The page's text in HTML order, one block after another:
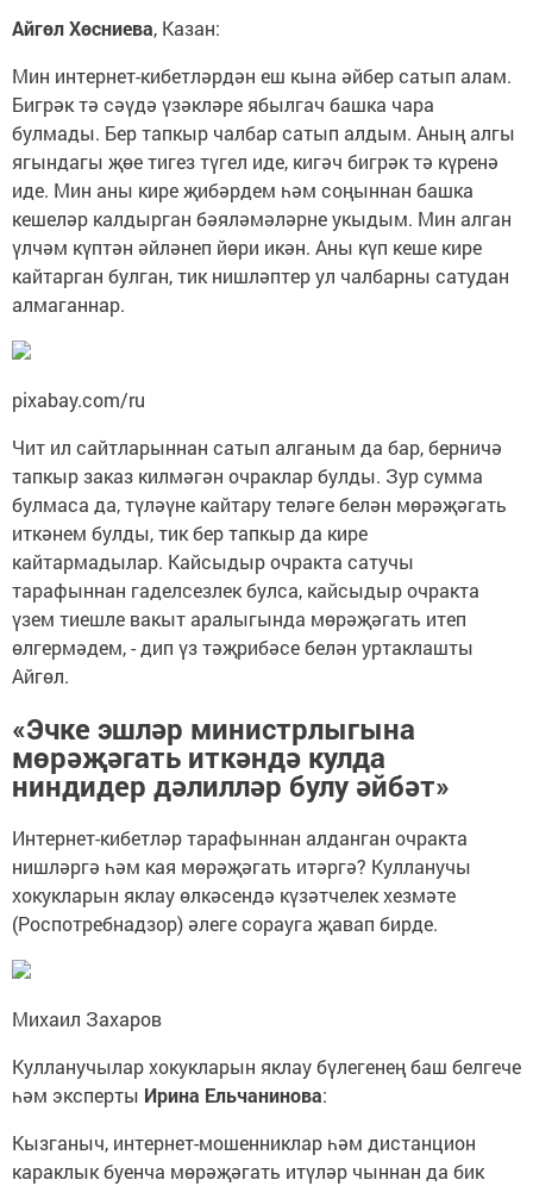
Айгөл Хөсниева, Казан:
Мин интернет-кибетләрдән еш кына әйбер сатып алам.
Бигрәк тә сәүдә үзәкләре ябылгач башка чара
булмады. Бер тапкыр чалбар сатып алдым. Аның алгы
ягындагы җөе тигез түгел иде, кигәч бигрәк тә күренә
иде. Мин аны кире җибәрдем һәм соңыннан башка
кешеләр калдырган бәяләмәләрне укыдым. Мин алган
үлчәм күптән әйләнеп йөри икән. Аны күп кеше кире
кайтарган булган, тик нишләптер ул чалбарны сатудан
алмаганнар.
pixabay.com/ru
Чит ил сайтларыннан сатып алганым да бар, берничә
тапкыр заказ килмәгән очраклар булды. Зур сумма
булмаса да, түләүне кайтару теләге белән мөрәҗәгать
иткәнем булды, тик бер тапкыр да кире
кайтармадылар. Кайсыдыр очракта сатучы
тарафыннан гаделсезлек булса, кайсыдыр очракта
үзем тиешле вакыт аралыгында мөрәҗәгать итеп
өлгермәдем, - дип үз тәҗрибәсе белән уртаклашты
Айгөл.
«Эчке эшләр министрлыгына
мөрәҗәгать иткәндә кулда
ниндидер дәлилләр булу әйбәт»
Интернет-кибетләр тарафыннан алданган очракта
нишләргә һәм кая мөрәҗәгать итәргә? Кулланучы
хокукларын яклау өлкәсендә күзәтчелек хезмәте
(Роспотребнадзор) әлеге сорауга җавап бирде.
Михаил Захаров
Кулланучылар хокукларын яклау бүлегенең баш белгече
һәм эксперты Ирина Ельчанинова:
Кызганыч, интернет-мошенниклар һәм дистанцион
караклык буенча мөрәҗәгать итүләр чыннан да бик